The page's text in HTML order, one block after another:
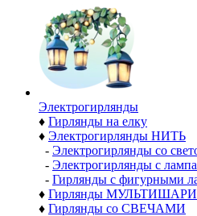
Электро­гирлянды
♦ Гирлянды на елку
♦ Электрогирлянды НИТЬ
- Электрогирлянды со
- Электрогирлянды с
- Гирлянды с фигурными
♦ Гирлянды
♦ Гирлянды со СВЕЧАМИ